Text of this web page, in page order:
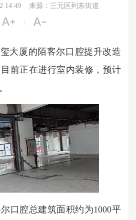
14:49 来源：三元区列东街道
 
大厦的陌客尔口腔提升改造
前正在进行室内装修，预计
腔总建筑面积约为1000平